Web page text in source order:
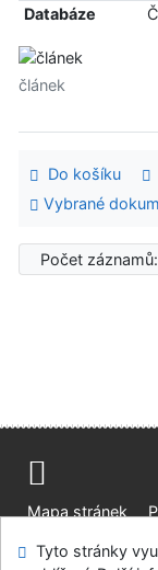
Databáze
článek
Do košíku
Vybrané
Počet
Mapa stránek
Modul
Tyto stránky